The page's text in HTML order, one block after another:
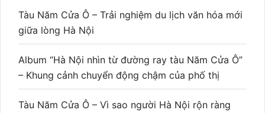
Tàu Năm Cửa Ô – Trải nghiệm du lịch văn hóa mới
giữa lòng Hà Nội
Album “Hà Nội nhìn từ đường ray tàu Năm Cửa Ô”
– Khung cảnh chuyển động chậm của phố thị
Tàu Năm Cửa Ô – Vì sao người Hà Nội rộn ràng